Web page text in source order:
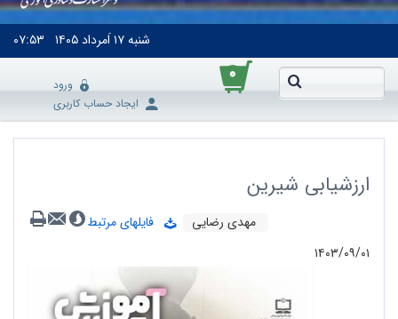
شنبه۱۷ اَمرداد ۱۴۰۵ ۰۷:۵۳
۰
ورود
ایجاد حساب کاربری
ارزشیابی شیرین
مهدی رضایی
فایلهای مرتبط
۱۴۰۳/۰۹/۰۱